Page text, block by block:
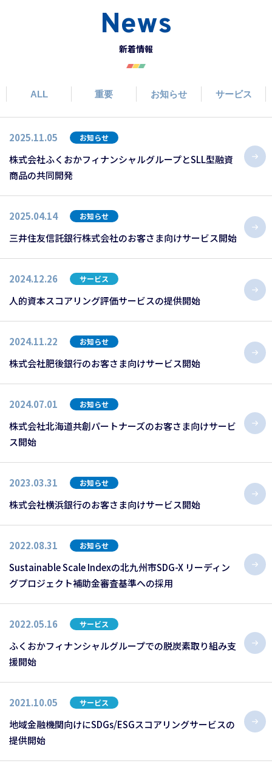
News
新着情報
ALL 重要 お知らせ サービス
2025.11.05 お知らせ
株式会社ふくおかフィナンシャルグループとSLL型融資
商品の共同開発
2025.04.14 お知らせ
三井住友信託銀行株式会社のお客さま向けサービス開始
2024.12.26 サービス
人的資本スコアリング評価サービスの提供開始
2024.11.22 お知らせ
株式会社肥後銀行のお客さま向けサービス開始
2024.07.01 お知らせ
株式会社北海道共創パートナーズのお客さま向けサービ
ス開始
2023.03.31 お知らせ
株式会社横浜銀行のお客さま向けサービス開始
2022.08.31 お知らせ
Sustainable Scale Indexの北九州市SDG-X リーディン
グプロジェクト補助金審査基準への採用
2022.05.16 サービス
ふくおかフィナンシャルグループでの脱炭素取り組み支
援開始
2021.10.05 サービス
地域金融機関向けにSDGs/ESGスコアリングサービスの
提供開始